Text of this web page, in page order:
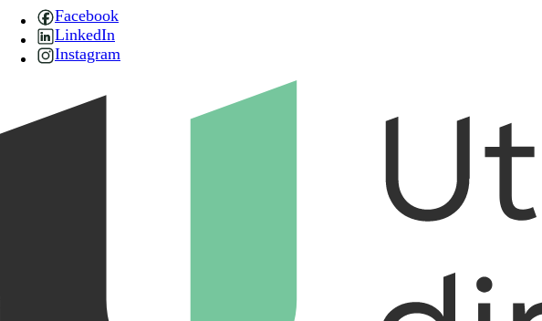
Facebook
LinkedIn
Instagram